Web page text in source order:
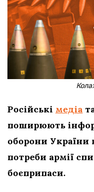
Російські медіа
поширюють
оборони України
потреби армії
боєприпаси.